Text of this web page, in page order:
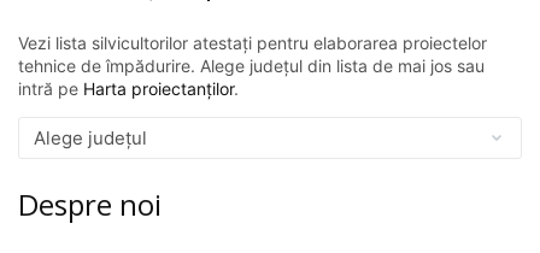
Vezi lista silvicultorilor atestați pentru elaborarea proiectelor
tehnice de împădurire. Alege județul din lista de mai jos sau
intră pe Harta proiectanților.
Despre noi